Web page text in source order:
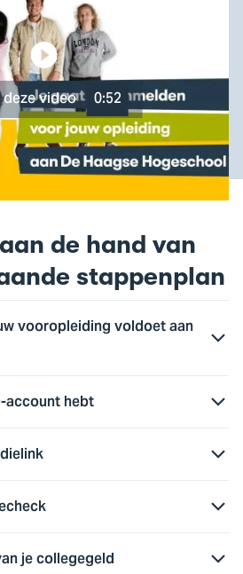
video 0:52
de hand van
stappenplan
vooropleiding voldoet aan
account hebt
je collegegeld